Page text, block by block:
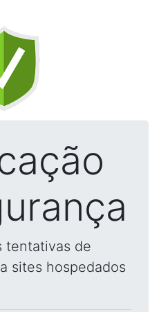
tentativas de
sites hospedados